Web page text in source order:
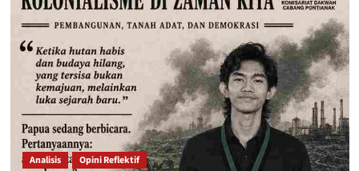
Analisis Opini Reflektif